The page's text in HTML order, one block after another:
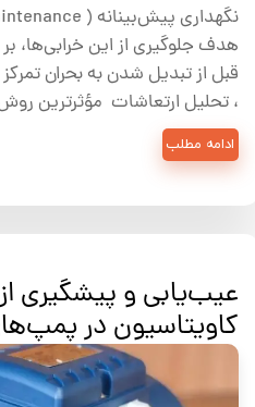
هدف جلوگیری از این خرابی‌ها،
، تحلیل ارتعاشات مؤثرترین
ادامه مطلب
عیب‌یابی و پیشگیری
کاویتاسیون در